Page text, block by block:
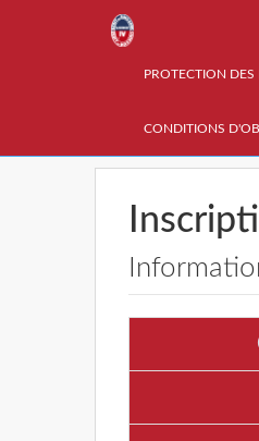
PROTECTION DES
CONDITIONS